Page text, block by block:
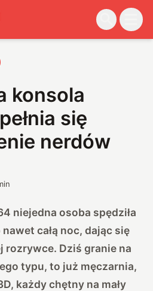
konsola
się
nerdów
niejedna osoba spędziła
całą noc, dając się
rozrywce. Dziś granie na
typu, to już męczarnia,
każdy chętny na mały